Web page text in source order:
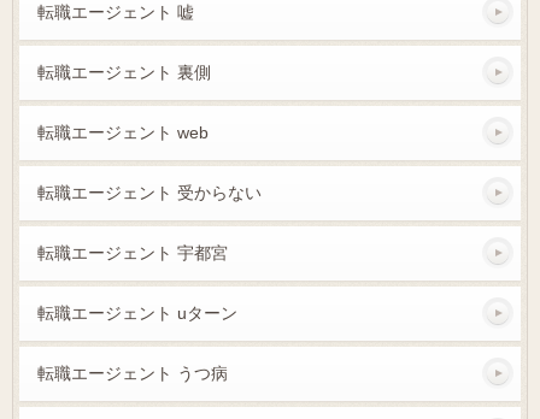
転職エージェント 嘘
転職エージェント 裏側
転職エージェント web
転職エージェント 受からない
転職エージェント 宇都宮
転職エージェント uターン
転職エージェント うつ病